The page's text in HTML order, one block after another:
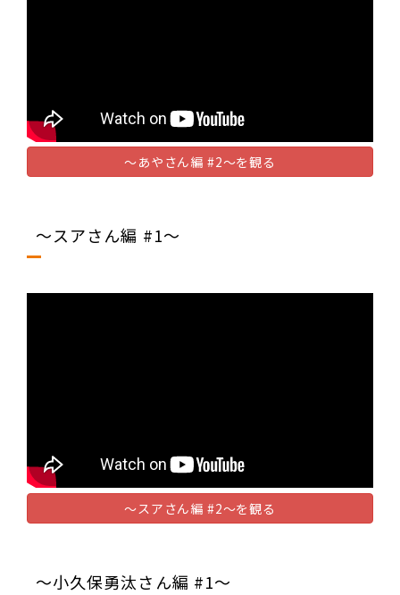
～あやさん編 #2～を観る
～スアさん編 #1～
～スアさん編 #2～を観る
～小久保勇汰さん編 #1～